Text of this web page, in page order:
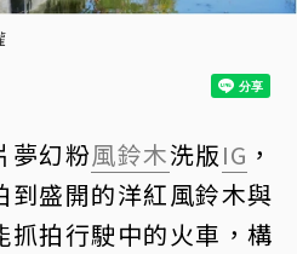
夢幻粉風鈴木洗版IG ，
到盛開的洋紅風鈴木與
抓拍行駛中的火車，構